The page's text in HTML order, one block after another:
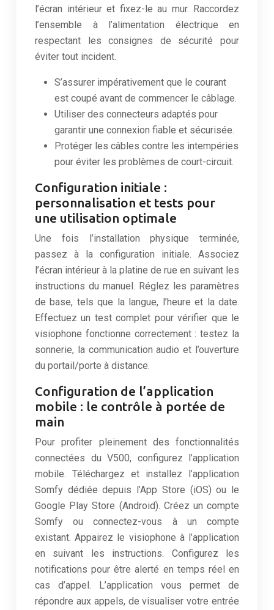
l’écran intérieur et fixez-le au mur. Raccordez
l’ensemble à l’alimentation électrique en
respectant les consignes de sécurité pour
éviter tout incident.
S’assurer impérativement que le courant
est coupé avant de commencer le câblage.
Utiliser des connecteurs adaptés pour
garantir une connexion fiable et sécurisée.
Protéger les câbles contre les intempéries
pour éviter les problèmes de court-circuit.
Configuration initiale :
personnalisation et tests pour
une utilisation optimale
Une fois l’installation physique terminée,
passez à la configuration initiale. Associez
l’écran intérieur à la platine de rue en suivant les
instructions du manuel. Réglez les paramètres
de base, tels que la langue, l’heure et la date.
Effectuez un test complet pour vérifier que le
visiophone fonctionne correctement : testez la
sonnerie, la communication audio et l’ouverture
du portail/porte à distance.
Configuration de l’application
mobile : le contrôle à portée de
main
Pour profiter pleinement des fonctionnalités
connectées du V500, configurez l’application
mobile. Téléchargez et installez l’application
Somfy dédiée depuis l’App Store (iOS) ou le
Google Play Store (Android). Créez un compte
Somfy ou connectez-vous à un compte
existant. Appairez le visiophone à l’application
en suivant les instructions. Configurez les
notifications pour être alerté en temps réel en
cas d’appel. L’application vous permet de
répondre aux appels, de visualiser votre entrée